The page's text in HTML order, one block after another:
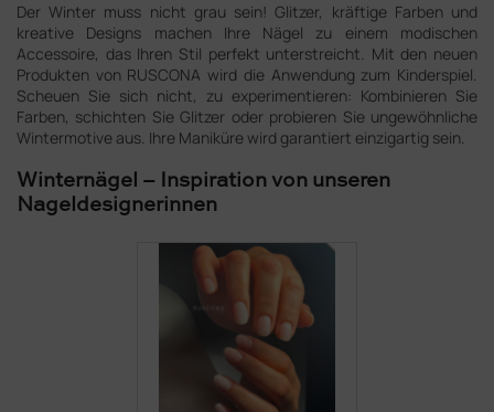
Der Winter muss nicht grau sein!Glitzer, kräftige Farben und
kreative Designs machen Ihre Nägel zu einem modischen
Accessoire, das Ihren Stil perfekt unterstreicht. Mit den neuen
Produkten von RUSCONA wird die Anwendung zum Kinderspiel.
Scheuen Sie sich nicht, zu experimentieren: Kombinieren Sie
Farben, schichten Sie Glitzer oder probieren Sie ungewöhnliche
Wintermotive aus. Ihre Maniküre wird garantiert einzigartig sein.
Winternägel – Inspiration von unseren
Nageldesignerinnen